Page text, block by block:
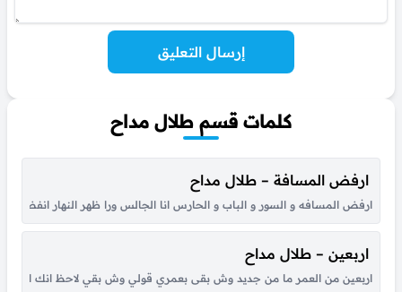
إرسال التعليق
كلمات قسم طلال مداح
ارفض المسافة – طلال مداح
ارفض المسافه و السور و الباب و الحارس انا الجالس ورا ظهر النهار
اربعين – طلال مداح
اربعين من العمر ما من جديد وش بقى بعمري قولي وش بقي لاحظ انك انت